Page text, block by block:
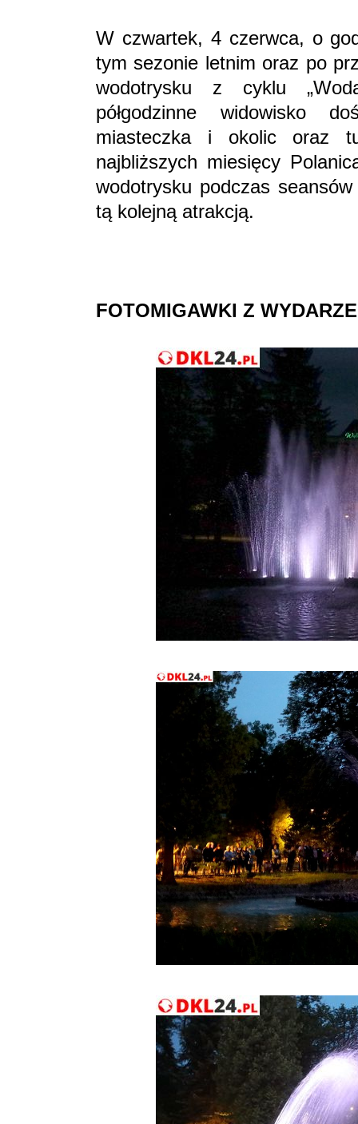
W czwartek, 4 czerwca, o
tym sezonie letnim oraz po
wodotrysku z cyklu
półgodzinne widowisko
miasteczka i okolic oraz
najbliższych miesięcy
wodotrysku podczas
tą kolejną atrakcją.
FOTOMIGAWKI Z